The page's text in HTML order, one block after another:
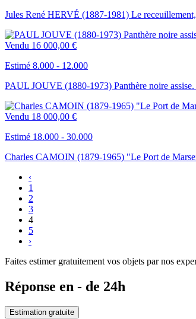
Jules René HERVÉ (1887-1981) Le
Vendu 16 000,00 €
Estimé 8.000 - 12.000
PAUL JOUVE (1880-1973) Panthère noire
Vendu 18 000,00 €
Estimé 18.000 - 30.000
Charles CAMOIN (1879-1965) "Le Port de
‹
1
2
3
4
5
›
Faites estimer gratuitement vos objets par nos
Réponse en - de 24h
Estimation gratuite